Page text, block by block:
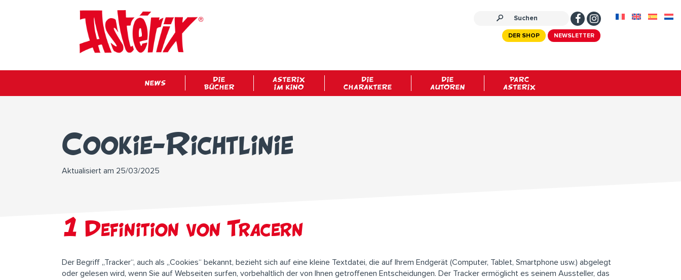
NEWSLETTER
DER SHOP
NEWS
DIE
BÜCHER
ASTERIX
IM KINO
DIE
CHARAKTERE
DIE
AUTOREN
PARC
ASTERIX
Cookie-Richtlinie
Aktualisiert am 25/03/2025
1 Definition von Tracern
Der Begriff „Tracker“, auch als „Cookies“ bekannt, bezieht sich auf eine kleine Textdatei, die auf Ihrem Endgerät (Computer, Tablet, Smartphone usw.) abgelegt
oder gelesen wird, wenn Sie auf Webseiten surfen, vorbehaltlich der von Ihnen getroffenen Entscheidungen. Der Tracker ermöglicht es seinem Aussteller, das